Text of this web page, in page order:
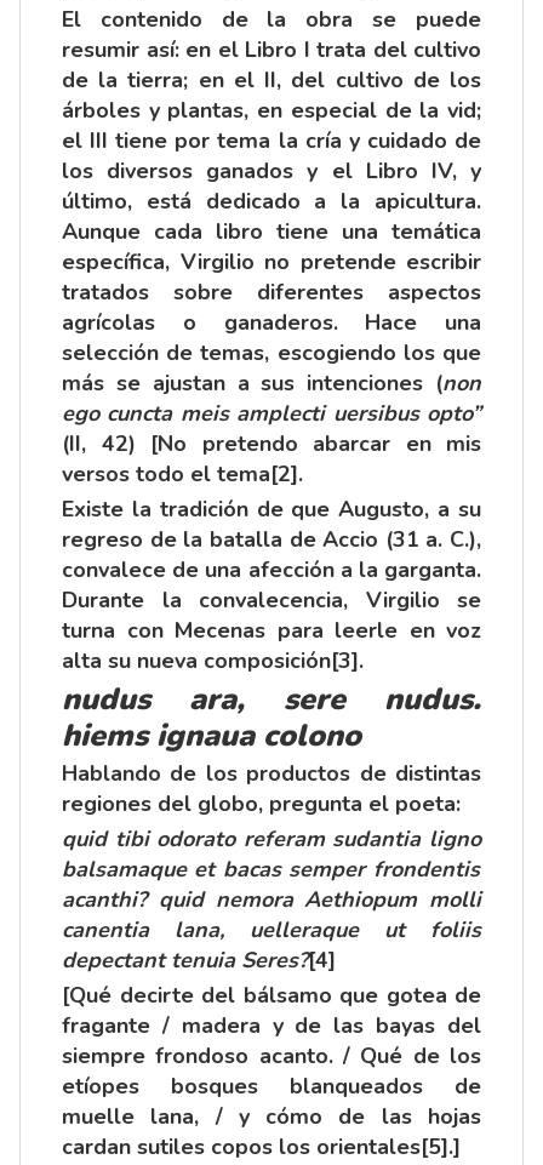
El contenido de la obra se puede
resumir así: en el Libro I trata del cultivo
de la tierra; en el II, del cultivo de los
árboles y plantas, en especial de la vid;
el III tiene por tema la cría y cuidado de
los diversos ganados y el Libro IV, y
último, está dedicado a la apicultura.
Aunque cada libro tiene una temática
específica, Virgilio no pretende escribir
tratados sobre diferentes aspectos
agrícolas o ganaderos. Hace una
selección de temas, escogiendo los que
más se ajustan a sus intenciones (non
ego cuncta meis amplecti uersibus opto”
(II, 42) [No pretendo abarcar en mis
versos todo el tema[2].
Existe la tradición de que Augusto, a su
regreso de la batalla de Accio (31 a. C.),
convalece de una afección a la garganta.
Durante la convalecencia, Virgilio se
turna con Mecenas para leerle en voz
alta su nueva composición[3].
nudus ara, sere nudus.
hiems ignaua colono
Hablando de los productos de distintas
regiones del globo, pregunta el poeta:
quid tibi odorato referam sudantia ligno
balsamaque et bacas semper frondentis
acanthi? quid nemora Aethiopum molli
canentia lana, uelleraque ut foliis
depectant tenuia Seres?[4]
[Qué decirte del bálsamo que gotea de
fragante / madera y de las bayas del
siempre frondoso acanto. / Qué de los
etíopes bosques blanqueados de
muelle lana, / y cómo de las hojas
cardan sutiles copos los orientales[5].]